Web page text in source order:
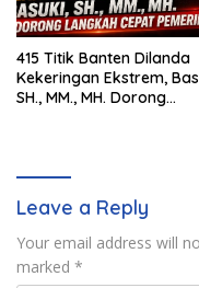
415 Titik Banten Dilanda
Kekeringan Ekstrem,
SH., MM., MH. Dorong
Leave a Reply
Your email address will
marked *